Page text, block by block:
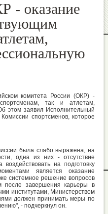
- оказание
комитета России (ОКР) -
так и атлетам,
этом заявил Исполнительный
спортсменов, которое
была слабо выражена, на
одна из них - отсутствие
на подготовку
является оказание
системное решение вопросов
после завершения карьеры в
институтами, Министерством
должен принимать меры по
- подчеркнул он.